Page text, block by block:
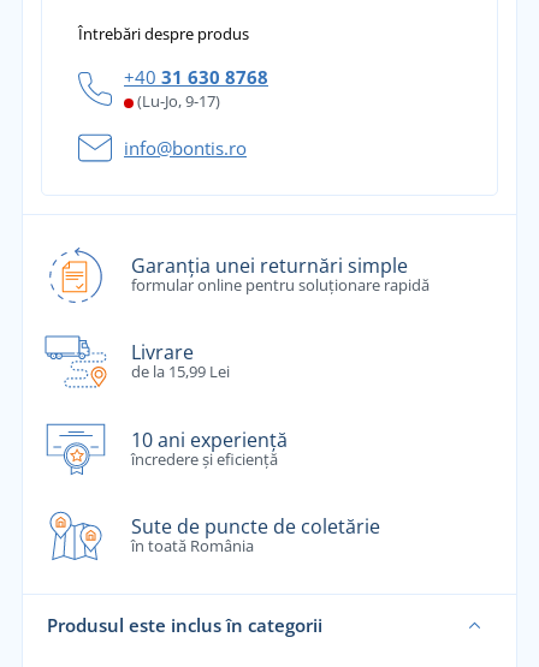
Întrebări despre produs
+40 31 630 8768
(Lu-Jo, 9-17)
info@bontis.ro
Garanția unei returnări simple
formular online pentru soluționare rapidă
Livrare
de la 15,99 Lei
10 ani experiență
încredere și eficiență
Sute de puncte de coletărie
în toată România
Produsul este inclus în categorii